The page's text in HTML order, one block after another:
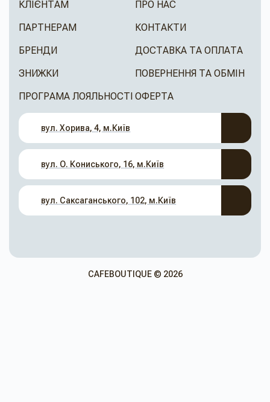
КЛІЄНТАМ
ПАРТНЕРАМ
БРЕНДИ
ЗНИЖКИ
ПРОГРАМА ЛОЯЛЬНОСТІ
ПРО НАС
КОНТАКТИ
ДОСТАВКА ТА ОПЛАТА
ПОВЕРНЕННЯ ТА ОБМІН
ОФЕРТА
вул. Хорива, 4, м.Київ
вул. О. Кониського, 16, м.Київ
вул. Саксаганського, 102, м.Київ
CAFEBOUTIQUE © 2026